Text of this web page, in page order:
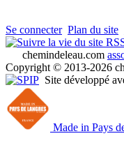
Se connecter Plan du site
chemindeleau.com
Copyright © 2013-2026
Site développé
Made in Pays